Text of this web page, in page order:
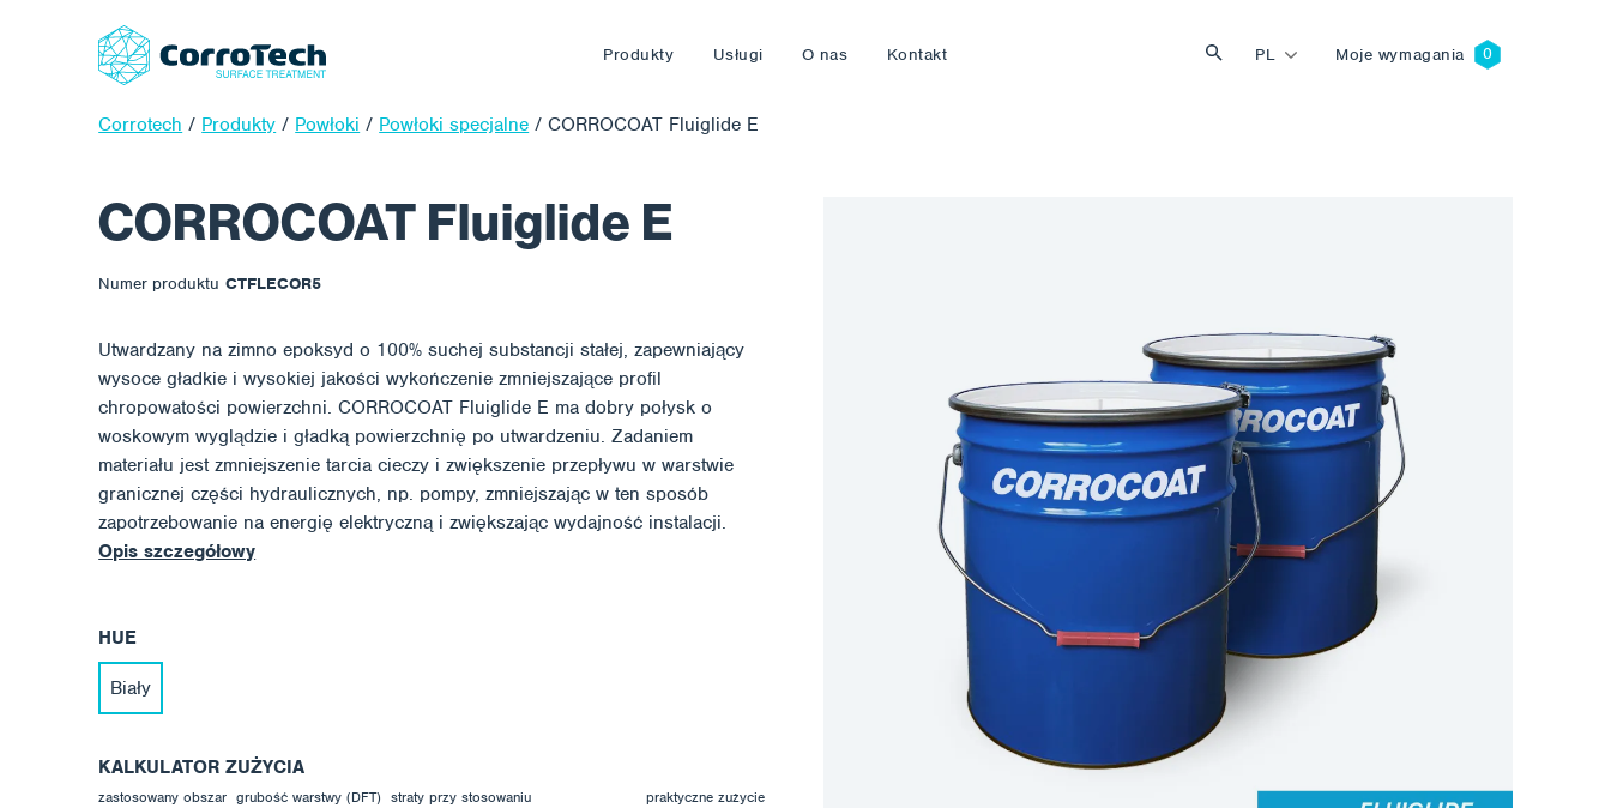
Produkty Usługi O nas Kontakt PL Moje wymagania
Corrotech / Produkty / Powłoki / Powłoki specjalne /CORROCOAT Fluiglide E
CORROCOAT Fluiglide E
Numer produktu CTFLECOR5
Utwardzany na zimno epoksyd o 100% suchej substancji stałej, zapewniający
wysoce gładkie i wysokiej jakości wykończenie zmniejszające profil
chropowatości powierzchni. CORROCOAT Fluiglide E ma dobry połysk o
woskowym wyglądzie i gładką powierzchnię po utwardzeniu. Zadaniem
materiału jest zmniejszenie tarcia cieczy i zwiększenie przepływu w warstwie
granicznej części hydraulicznych, np. pompy, zmniejszając w ten sposób
zapotrzebowanie na energię elektryczną i zwiększając wydajność instalacji.
Opis szczegółowy
HUE
Biały
KALKULATOR ZUŻYCIA
zastosowany obszar grubość warstwy (DFT) straty przy stosowaniu praktyczne zużycie